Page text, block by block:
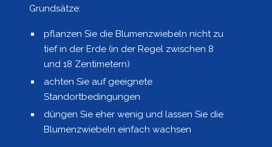
Grundsätze:
pflanzen Sie die Blumenzwiebeln nicht zu
tief in der Erde (in der Regel zwischen 8
und 18 Zentimetern)
achten Sie auf geeignete
Standortbedingungen
düngen Sie eher wenig und lassen Sie die
Blumenzwiebeln einfach wachsen